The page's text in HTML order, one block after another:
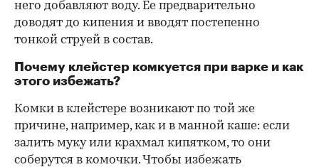
него добавляют воду. Ее предварительно
доводят до кипения и вводят постепенно
тонкой струей в состав.
Почему клейстер комкуется при варке и как
этого избежать?
Комки в клейстере возникают по той же
причине, например, как и в манной каше: если
залить муку или крахмал кипятком, то они
соберутся в комочки. Чтобы избежать